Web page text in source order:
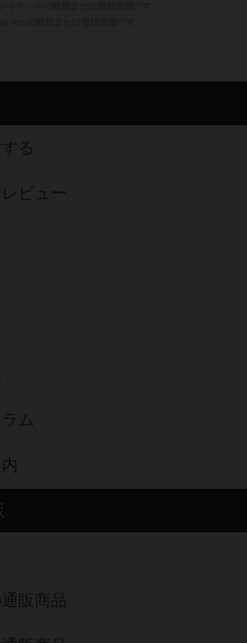
る
ビュー
ム
販商品